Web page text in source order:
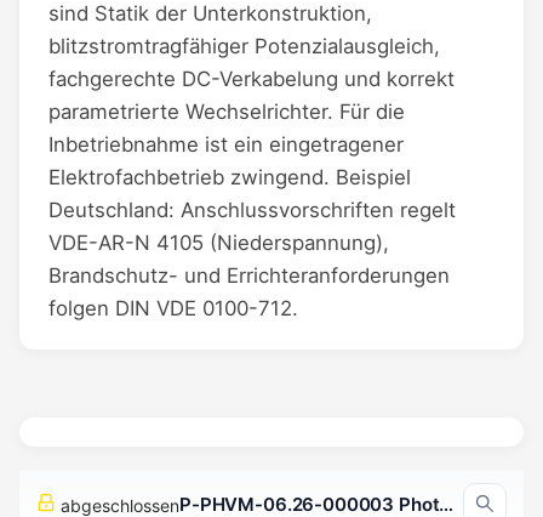
sind Statik der Unterkonstruktion,
blitzstromtragfähiger Potenzialausgleich,
fachgerechte DC-Verkabelung und korrekt
parametrierte Wechselrichter. Für die
Inbetriebnahme ist ein eingetragener
Elektrofachbetrieb zwingend. Beispiel
Deutschland: Anschlussvorschriften regelt
VDE-AR-N 4105 (Niederspannung),
Brandschutz- und Errichteranforderungen
folgen DIN VDE 0100-712.
abgeschlossen P-PHVM-06.26-000003 Photovoltaikmontage, Eisenberg Deutschland